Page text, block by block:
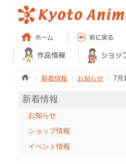
新着情報 お知らせ 7月
新着情報
お知らせ
ショップ情報
イベント情報